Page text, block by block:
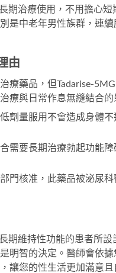
期治療使用，不用擔心
是中老年男性族群，連
由
療藥品，但Tadarise-
療與日常作息無縫結合
低劑量服用不會造成身體
合需要長期治療勃起功能
部門核准，此藥品被泌尿
期維持性功能的患者所
明智的決定。醫師會依
讓您的性生活更加滿意且